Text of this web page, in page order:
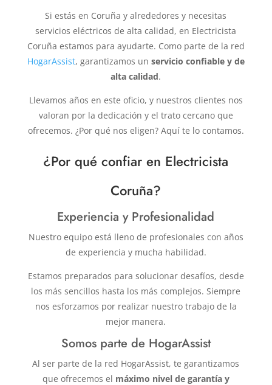
Si estás en Coruña y alrededores y necesitas
servicios eléctricos de alta calidad, en Electricista
Coruña estamos para ayudarte. Como parte de la red
HogarAssist, garantizamos un servicio confiable y de
alta calidad.
Llevamos años en este oficio, y nuestros clientes nos
valoran por la dedicación y el trato cercano que
ofrecemos. ¿Por qué nos eligen? Aquí te lo contamos.
¿Por qué confiar en Electricista
Coruña?
Experiencia y Profesionalidad
Nuestro equipo está lleno de profesionales con años
de experiencia y mucha habilidad.
Estamos preparados para solucionar desafíos, desde
los más sencillos hasta los más complejos. Siempre
nos esforzamos por realizar nuestro trabajo de la
mejor manera.
Somos parte de HogarAssist
Al ser parte de la red HogarAssist, te garantizamos
que ofrecemos el máximo nivel de garantía y